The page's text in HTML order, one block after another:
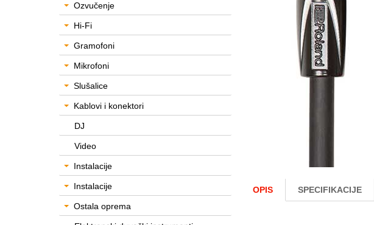
Ozvučenje
Hi-Fi
Gramofoni
Mikrofoni
Slušalice
Kablovi i konektori
DJ
Video
Instalacije
Instalacije
Ostala oprema
OPIS SPECIFIKACIJE